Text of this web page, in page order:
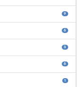
9
6
3
6
1